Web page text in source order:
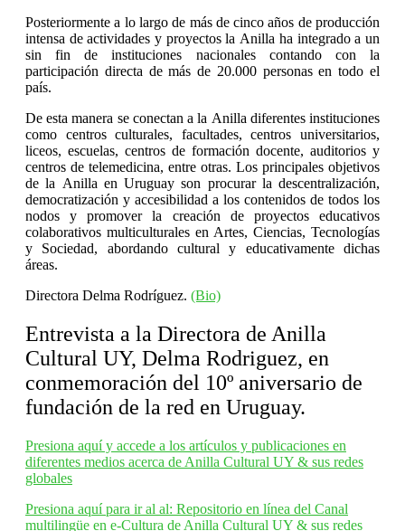
Posteriormente a lo largo de más de cinco años de producción
intensa de actividades y proyectos la Anilla ha integrado a un
sin fin de instituciones nacionales contando con la
participación directa de más de 20.000 personas en todo el
país.
De esta manera se conectan a la Anilla diferentes instituciones
como centros culturales, facultades, centros universitarios,
liceos, escuelas, centros de formación docente, auditorios y
centros de telemedicina, entre otras. Los principales objetivos
de la Anilla en Uruguay son procurar la descentralización,
democratización y accesibilidad a los contenidos de todos los
nodos y promover la creación de proyectos educativos
colaborativos multiculturales en Artes, Ciencias, Tecnologías
y Sociedad, abordando cultural y educativamente dichas
áreas.
Directora Delma Rodríguez. (Bio)
Entrevista a la Directora de Anilla
Cultural UY, Delma Rodriguez, en
conmemoración del 10º aniversario de
fundación de la red en Uruguay.
Presiona aquí y accede a los artículos y publicaciones en
diferentes medios acerca de Anilla Cultural UY & sus redes
globales
Presiona aquí para ir al al: Repositorio en línea del Canal
multilingüe en e-Cultura de Anilla Cultural UY & sus redes